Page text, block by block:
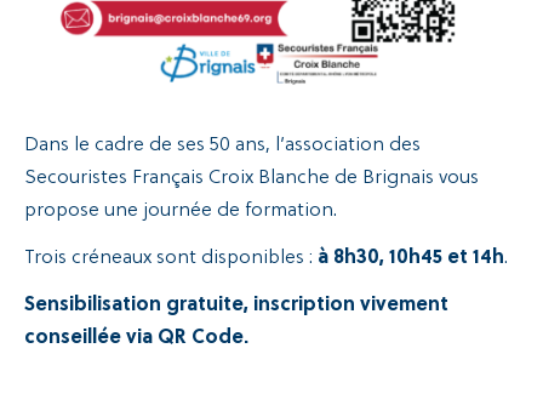
Dans le cadre de ses 50 ans, l’association des
Secouristes Français Croix Blanche de Brignais vous
propose une journée de formation.
Trois créneaux sont disponibles : à 8h30, 10h45 et 14h.
Sensibilisation gratuite, inscription vivement
conseillée via QR Code.